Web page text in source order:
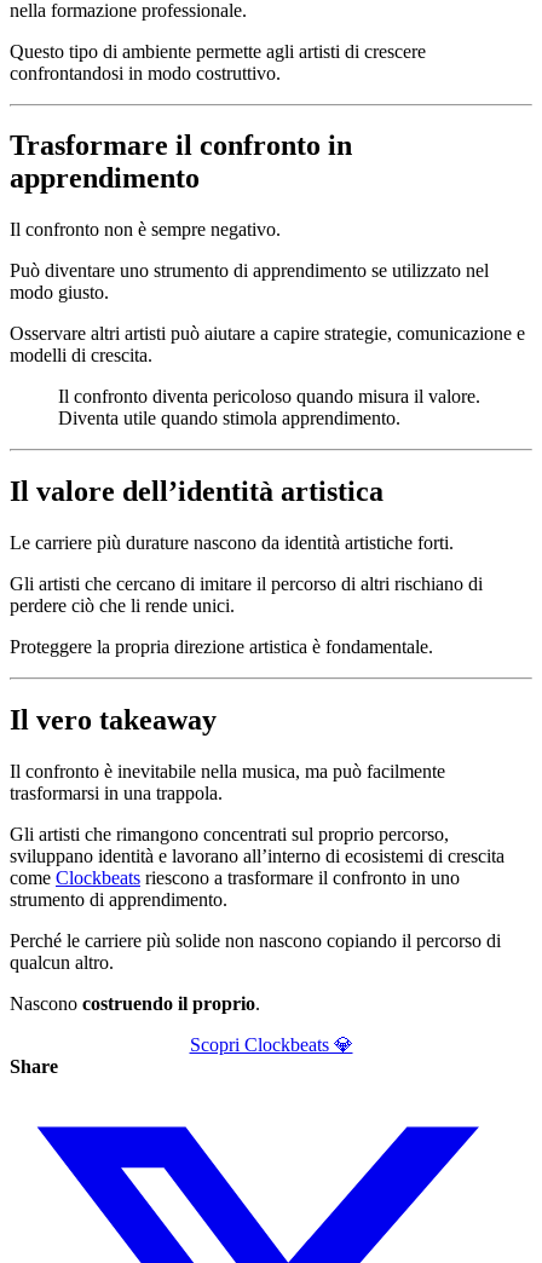
nella formazione professionale.
Questo tipo di ambiente permette agli artisti di crescere
confrontandosi in modo costruttivo.
Trasformare il confronto in
apprendimento
Il confronto non è sempre negativo.
Può diventare uno strumento di apprendimento se utilizzato nel
modo giusto.
Osservare altri artisti può aiutare a capire strategie, comunicazione e
modelli di crescita.
Il confronto diventa pericoloso quando misura il valore.
Diventa utile quando stimola apprendimento.
Il valore dell’identità artistica
Le carriere più durature nascono da identità artistiche forti.
Gli artisti che cercano di imitare il percorso di altri rischiano di
perdere ciò che li rende unici.
Proteggere la propria direzione artistica è fondamentale.
Il vero takeaway
Il confronto è inevitabile nella musica, ma può facilmente
trasformarsi in una trappola.
Gli artisti che rimangono concentrati sul proprio percorso,
sviluppano identità e lavorano all’interno di ecosistemi di crescita
come Clockbeats riescono a trasformare il confronto in uno
strumento di apprendimento.
Perché le carriere più solide non nascono copiando il percorso di
qualcun altro.
Nascono costruendo il proprio.
Scopri Clockbeats 💎
Share